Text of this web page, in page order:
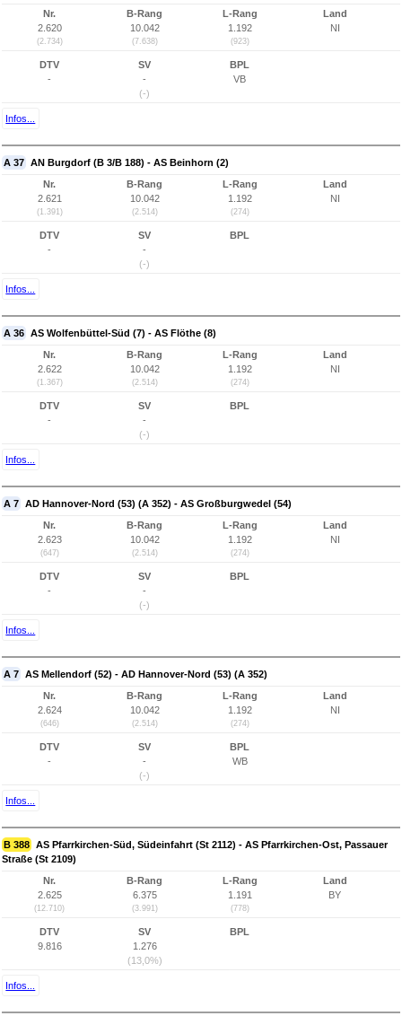
Nr.
2.620
(2.734)
B-Rang
10.042
(7.638)
L-Rang
1.192
(923)
Land
NI
DTV
-
SV
-
(-)
BPL
VB
Infos...
A 37 AN Burgdorf (B 3/B 188) - AS Beinhorn (2)
Nr.
2.621
(1.391)
B-Rang
10.042
(2.514)
L-Rang
1.192
(274)
Land
NI
DTV
-
SV
-
(-)
BPL
Infos...
A 36 AS Wolfenbüttel-Süd (7) - AS Flöthe (8)
Nr.
2.622
(1.367)
B-Rang
10.042
(2.514)
L-Rang
1.192
(274)
Land
NI
DTV
-
SV
-
(-)
BPL
Infos...
A 7 AD Hannover-Nord (53) (A 352) - AS Großburgwedel (54)
Nr.
2.623
(647)
B-Rang
10.042
(2.514)
L-Rang
1.192
(274)
Land
NI
DTV
-
SV
-
(-)
BPL
Infos...
A 7 AS Mellendorf (52) - AD Hannover-Nord (53) (A 352)
Nr.
2.624
(646)
B-Rang
10.042
(2.514)
L-Rang
1.192
(274)
Land
NI
DTV
-
SV
-
(-)
BPL
WB
Infos...
B 388 AS Pfarrkirchen-Süd, Südeinfahrt (St 2112) - AS Pfarrkirchen-Ost, Passauer
Straße (St 2109)
Nr.
2.625
(12.710)
B-Rang
6.375
(3.991)
L-Rang
1.191
(778)
Land
BY
DTV
9.816
SV
1.276
(13,0%)
BPL
Infos...